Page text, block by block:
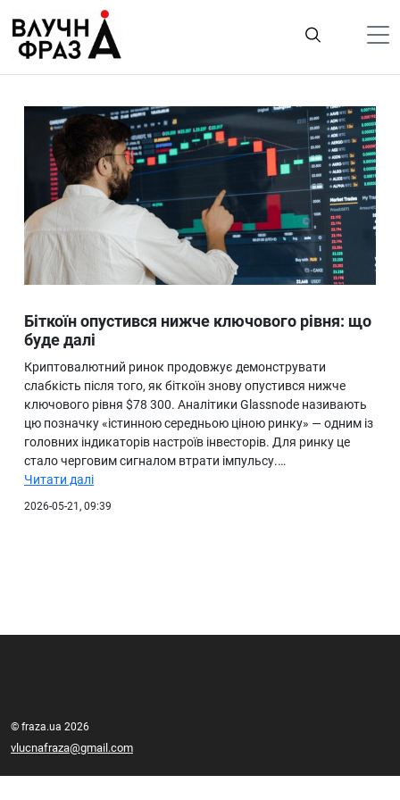
содержимому
Гроші
Життя
Лайфстайл
ТехноНаука
Людина
Ukraine
Про нас
Біткоїн опустився нижче ключового рівня: що
буде далі
Криптовалютний ринок продовжує демонструвати
слабкість після того, як біткоїн знову опустився нижче
ключового рівня $78 300. Аналітики Glassnode називають
цю позначку «істинною середньою ціною ринку» — одним із
головних індикаторів настроїв інвесторів. Для ринку це
стало черговим сигналом втрати імпульсу.…
Читати далі
2026-05-21, 09:39
© fraza.ua 2026
vlucnafraza@gmail.com